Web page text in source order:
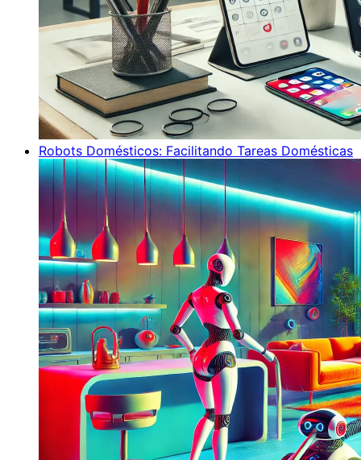
Robots Domésticos: Facilitando Tareas Domésticas